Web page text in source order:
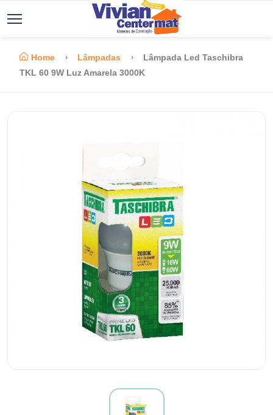
Home Lâmpadas
Lâmpada Led Taschibra
TKL 60 9W Luz Amarela 3000K